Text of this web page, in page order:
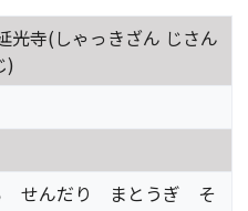
光寺(しゃっきざん じさん
)
せんだり まとうぎ そ